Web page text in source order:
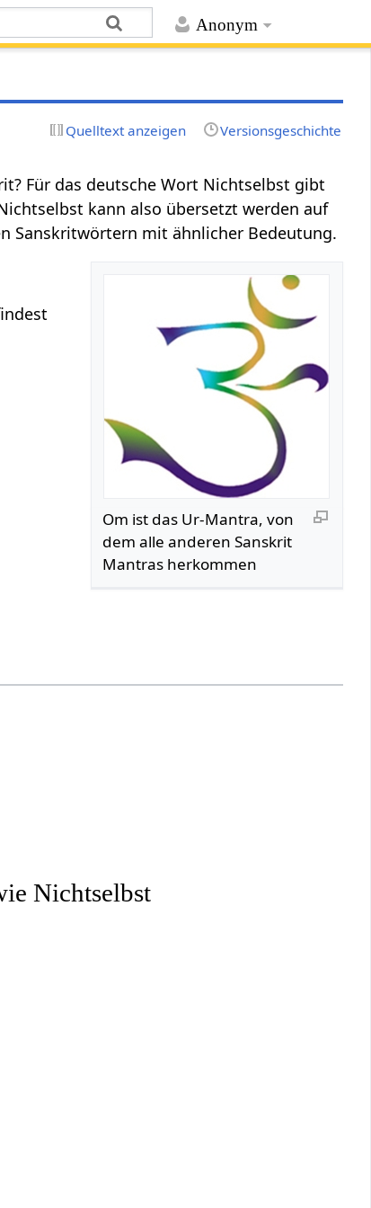
Anonym
Quelltext anzeigen Versionsgeschichte
Für das deutsche Wort Nichtselbst gibt
kann also übersetzt werden auf
Sanskritwörtern mit ähnlicher Bedeutung.
Om ist das Ur-Mantra, von
dem alle anderen Sanskrit
Mantras herkommen
Nichtselbst